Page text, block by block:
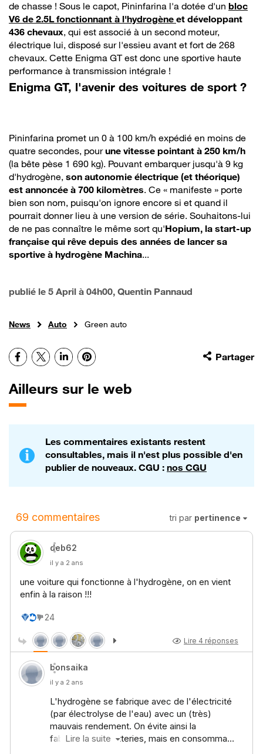
de chasse ! Sous le capot, Pininfarina l'a dotée d'un bloc
V6 de 2.5L fonctionnant à l'hydrogène et développant
436 chevaux, qui est associé à un second moteur,
électrique lui, disposé sur l'essieu avant et fort de 268
chevaux. Cette Enigma GT est donc une sportive haute
performance à transmission intégrale !
Enigma GT, l'avenir des voitures de sport ?
Pininfarina promet un 0 à 100 km/h expédié en moins de
quatre secondes, pourune vitesse pointant à 250 km/h
(la bête pèse 1 690 kg). Pouvant embarquer jusqu'à 9 kg
d'hydrogène, son autonomie électrique (et théorique)
est annoncée à 700 kilomètres. Ce « manifeste » porte
bien son nom, puisqu'on ignore encore si et quand il
pourrait donner lieu à une version de série. Souhaitons-lui
de ne pas connaître le même sort qu'Hopium, la start-up
française qui rêve depuis des années de lancer sa
sportive à hydrogène Machina...
publié le 5 April à 04h00, Quentin Pannaud
News Auto Green auto
Partager
Facebook
X LinkedInPinterest
Ailleurs sur le web
Les commentaires existants restent
consultables, mais il n'est plus possible d'en
publier de nouveaux. CGU : nos CGU